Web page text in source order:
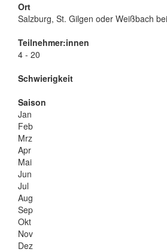
Ort
Salzburg, St. Gilgen oder Weißbach
Teilnehmer:innen
4 - 20
Schwierigkeit
Saison
Jan
Feb
Mrz
Apr
Mai
Jun
Jul
Aug
Sep
Okt
Nov
Dez